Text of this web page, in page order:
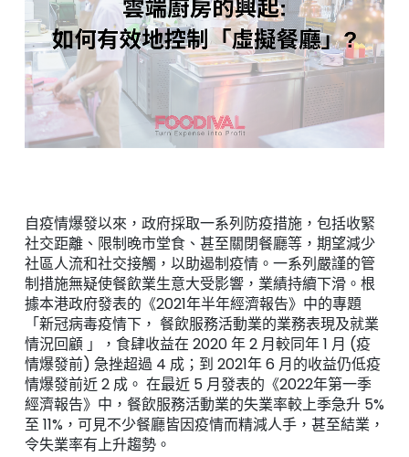
自疫情爆發以來，政府採取一系列防疫措施，包括收緊
社交距離、限制晚市堂食、甚至關閉餐廳等，期望減少
社區人流和社交接觸，以助遏制疫情。一系列嚴謹的管
制措施無疑使餐飲業生意大受影響，業績持續下滑。根
據本港政府發表的《2021年半年經濟報告》中的專題
「新冠病毒疫情下， 餐飲服務活動業的業務表現及就業
情況回顧 」，食肆收益在 2020 年 2 月較同年 1 月 (疫
情爆發前) 急挫超過 4 成；到 2021年 6 月的收益仍低疫
情爆發前近 2 成。 在最近 5 月發表的《2022年第一季
經濟報告》中，餐飲服務活動業的失業率較上季急升 5%
至 11%，可見不少餐廳皆因疫情而精減人手，甚至結業，
令失業率有上升趨勢。